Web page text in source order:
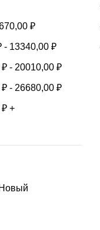
₽
- 13340,00₽
₽ - 20010,00₽
₽ - 26680,00₽
₽ +
Новый